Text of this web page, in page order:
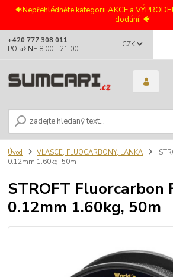
🐠Nepřehlédněte kategorii AKCE a
dodání. 🐠
CZK
+420 777 308 011
PO až NE 8:00 - 21:00
Úvod VLASCE, FLUOCARBONY, LANKA
0.12mm 1.60kg, 50m
STROFT Fluorcarbon
0.12mm 1.60kg, 50m